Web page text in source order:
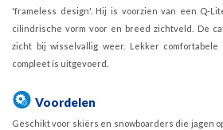
'frameless design'. Hij is voorzien van een Q-
cilindrische vorm voor en breed zichtveld. De
zicht bij wisselvallig weer. Lekker
compleet is uitgevoerd.
Voordelen
Geschikt voor skiërs en snowboarders die jagen